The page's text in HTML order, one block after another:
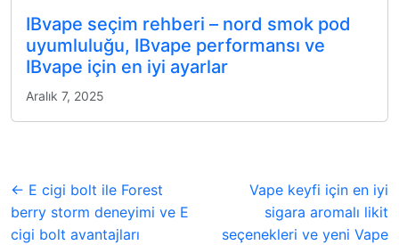
IBvape seçim rehberi – nord smok pod
uyumluluğu, IBvape performansı ve
IBvape için en iyi ayarlar
Aralık 7, 2025
← E cigi bolt ile Forest
berry storm deneyimi ve E
cigi bolt avantajları
Vape keyfi için en iyi
sigara aromalı likit
seçenekleri ve yeni Vape